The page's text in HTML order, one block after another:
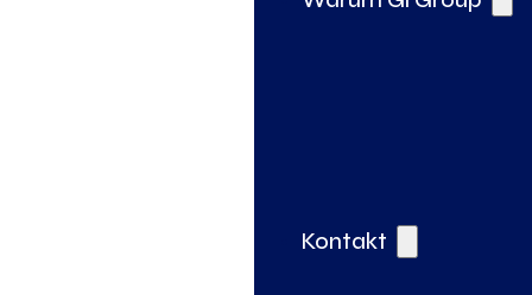
Kontakt